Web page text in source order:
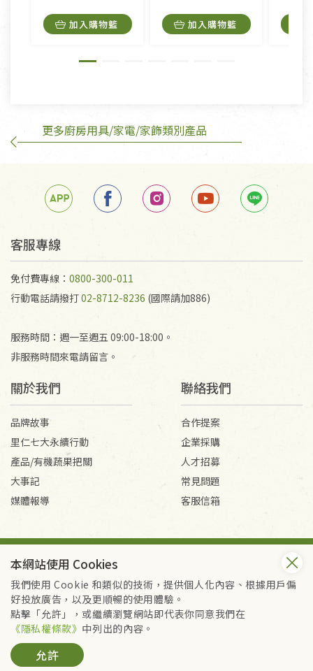
內衣褲、襪子、口罩個人衛生用品除商品本身有瑕疵
外,依據《通訊交易解除權合理例外情事適用準
訂購手抄稿退貨需知：
若未保持原包裝方式或未使用原箱退回，導致書籍有
任何折損、磨損、污損或凹角，將不接受退貨，也不
不接受退貨之手抄稿，為敬重法寶故，里仁網購無法
代為結緣處理等。 若需將手抄稿寄還給消費者，因而
產生的運費100元/箱將由消費者負擔。
加入購物籃 加入購物籃
更多廚房用具/家電/家飾類別產品
客服專線
免付費專線： 0800-300-011
行動電話請撥打02-8712-8236 (國際請加886)
服務時間：週一至週五 09:00-18:00。
非服務時間來電請留言。
關於我們
品牌故事
里仁七大永續行動
產品/有機蔬果把關
大事記
媒體報導
聯絡我們
合作提案
企業採購
人才招募
常見問題
客服信箱
Copyright © 2026 里仁事業股份有限公司(統編：16301262) /
里仁網購股份有限公司(統編：25149752)
All Rights Reserved.
本網站使用 Cookies
我們使用 Cookie 和類似的技術，提供個人化內容、根據用戶偏
好投放廣告，以及更順暢的使用體驗。
點擊「允許」，或繼續瀏覽網站即代表你同意我們在
《隱私權條款》 中列出的內容。
允許